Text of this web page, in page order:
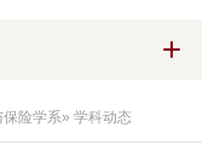
保险学系» 学科动态